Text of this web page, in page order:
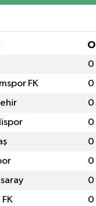
O
0
FK 0
0
0
0
0
0
0